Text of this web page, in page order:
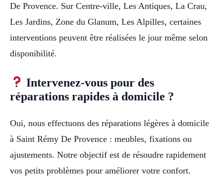
De Provence. Sur Centre-ville, Les Antiques, La Crau,
Les Jardins, Zone du Glanum, Les Alpilles, certaines
interventions peuvent être réalisées le jour même selon
disponibilité.
Intervenez-vous pour des
réparations rapides à domicile ?
Oui, nous effectuons des réparations légères à domicile
à Saint Rémy De Provence : meubles, fixations ou
ajustements. Notre objectif est de résoudre rapidement
vos petits problèmes pour améliorer votre confort.